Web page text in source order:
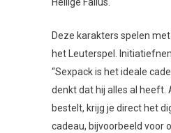
Heilige Fallus.
Deze karakters spelen
het Leuterspel.
“Sexpack is het ideale
denkt dat hij alles al heeft.
bestelt, krijg je direct het
cadeau, bijvoorbeeld voor